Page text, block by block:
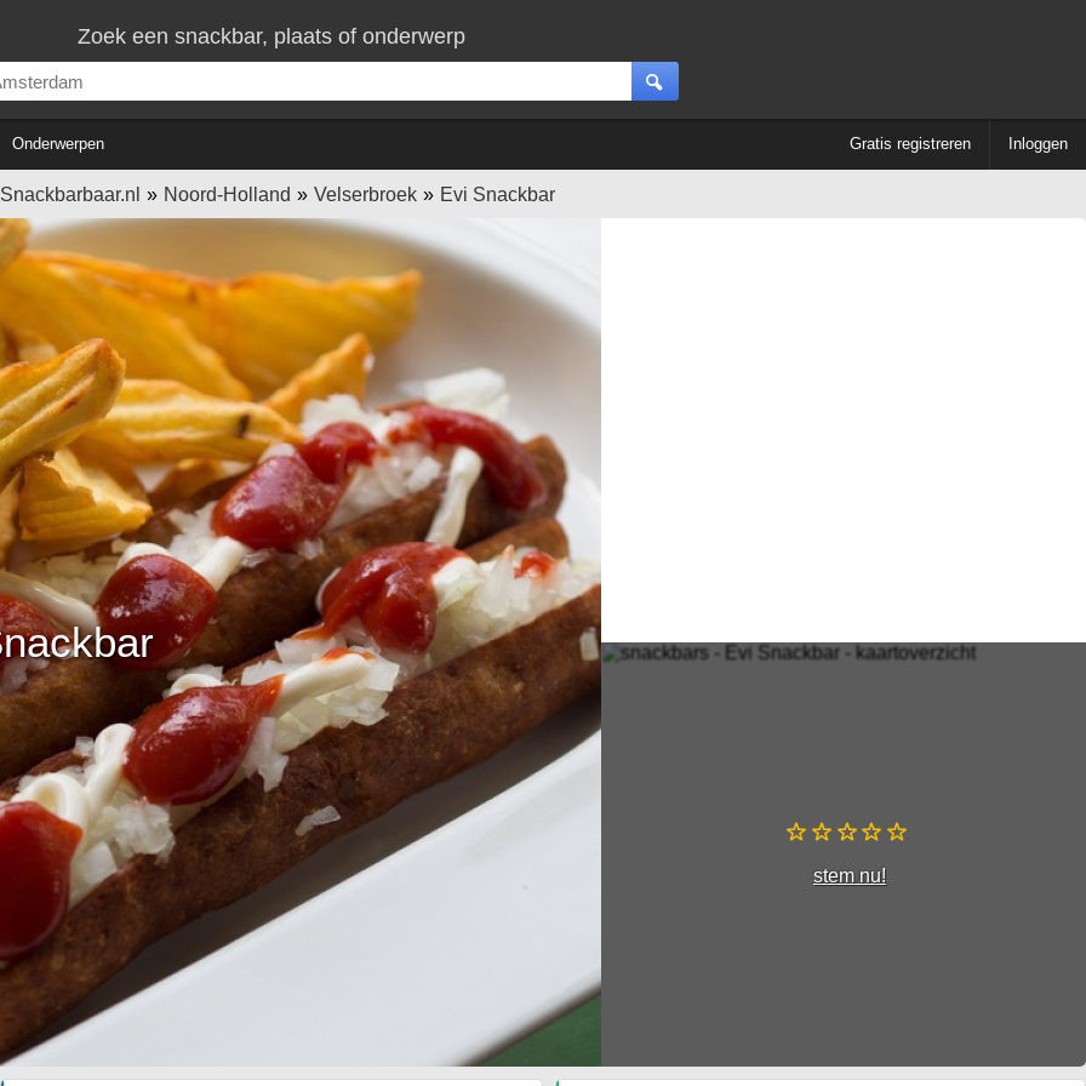
Zoek een snackbar, plaats of onderwerp
Onderwerpen Gratis registreren Inloggen
Snackbarbaar.nl Noord-Holland Velserbroek Evi Snackbar
stem nu!